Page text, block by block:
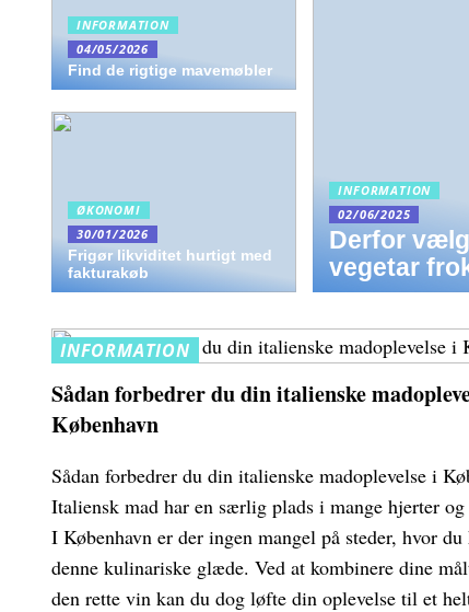
INFORMATION
04/05/2026
Find de rigtige mavemøbler
ØKONOMI
30/01/2026
Frigør likviditet hurtigt med
fakturakøb
INFORMATION
02/06/2025
Derfor
vegetar
INFORMATION
Sådan forbedrer du din italienske
København
Sådan forbedrer du din italienske madoplevelse i
Italiensk mad har en særlig plads i mange hjerter og
I København er der ingen mangel på steder, hvor du
denne kulinariske glæde. Ved at kombinere dine
den rette vin kan du dog løfte din oplevelse til et